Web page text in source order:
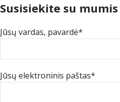
Susisiekite su mumis
Jūsų vardas, pavardė*
Jūsų elektroninis paštas*